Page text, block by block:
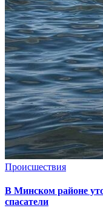
Происшествия
В Минском районе
спасатели